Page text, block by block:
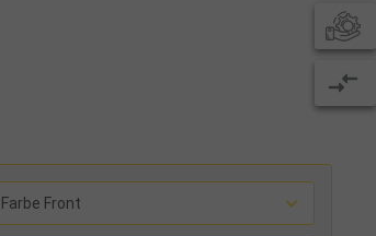
Farbe Front